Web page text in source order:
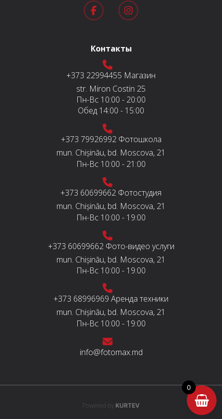
Контакты
+373 22994455 Магазин
str. Miron Costin 25
Пн-Вс 10:00 - 20:00
Обед 14:00 - 15:00
+373 79926992 Фотошкола
mun. Chișinău, bd. Moscova, 21
Пн-Вс 10:00 - 21:00
+373 60699662 Фотостудия
mun. Chișinău, bd. Moscova, 21
Пн-Вс 10:00 - 19:00
+373 60699662 Фото-видео услуги
mun. Chișinău, bd. Moscova, 21
Пн-Вс 10:00 - 19:00
+373 68996969 Аренда техники
mun. Chișinău, bd. Moscova, 21
Пн-Вс 10:00 - 19:00
info@fotomax.md
Powered by KURTEV
0